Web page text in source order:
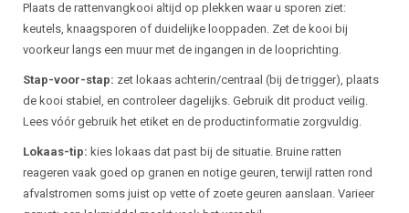
Plaats de rattenvangkooi altijd op plekken waar u sporen ziet:
keutels, knaagsporen of duidelijke looppaden. Zet de kooi bij
voorkeur langs een muur met de ingangen in de looprichting.
Stap-voor-stap: zet lokaas achterin/centraal (bij de trigger), plaats
de kooi stabiel, en controleer dagelijks. Gebruik dit product veilig.
Lees vóór gebruik het etiket en de productinformatie zorgvuldig.
Lokaas-tip: kies lokaas dat past bij de situatie. Bruine ratten
reageren vaak goed op granen en notige geuren, terwijl ratten rond
afvalstromen soms juist op vette of zoete geuren aanslaan. Varieer